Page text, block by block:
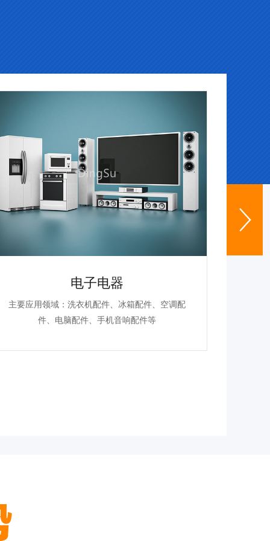
电子电器
主要应用领域：洗衣机配件、冰箱配件、空调配
件、电脑配件、手机音响配件等